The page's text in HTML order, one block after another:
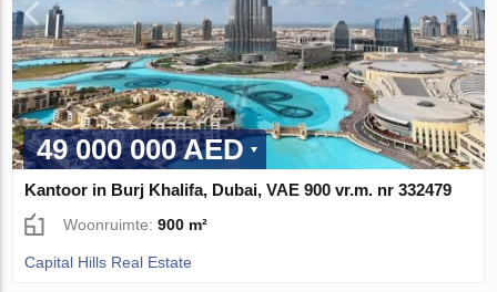
49 000 000 AED
Kantoor in Burj Khalifa, Dubai, VAE 900 vr.m. nr 332479
Woonruimte:900 m²
Capital Hills Real Estate